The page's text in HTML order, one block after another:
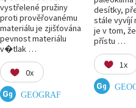
vystřelené pružiny
proti prověřovanému
materiálu je zjišťována
pevnost materiálu
v�tlak …
0x
GEOGRAF
desítky,
stále vyvíjí
je v tom,
přístu …
1x